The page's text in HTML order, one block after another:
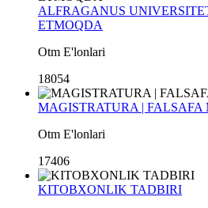
ALFRAGANUS
ETMOQDA
Otm E'lonlari
18054
MAGISTRATURA |
Otm E'lonlari
17406
KITOBXONLIK TADBIRI